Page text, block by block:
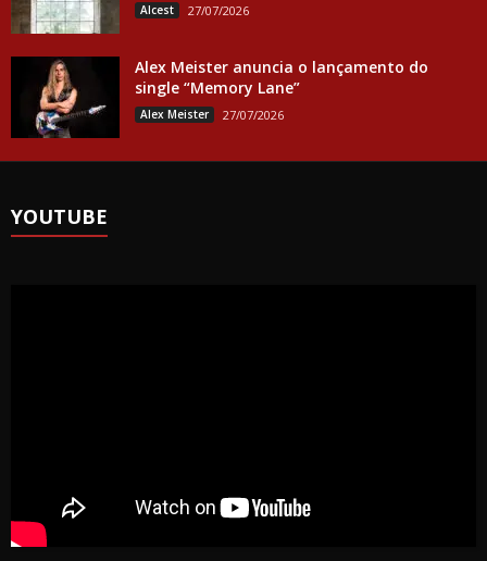
Alcest 27/07/2026
Alex Meister anuncia o lançamento do
single “Memory Lane”
Alex Meister 27/07/2026
YOUTUBE